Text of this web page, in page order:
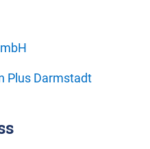
Plus Darmstadt